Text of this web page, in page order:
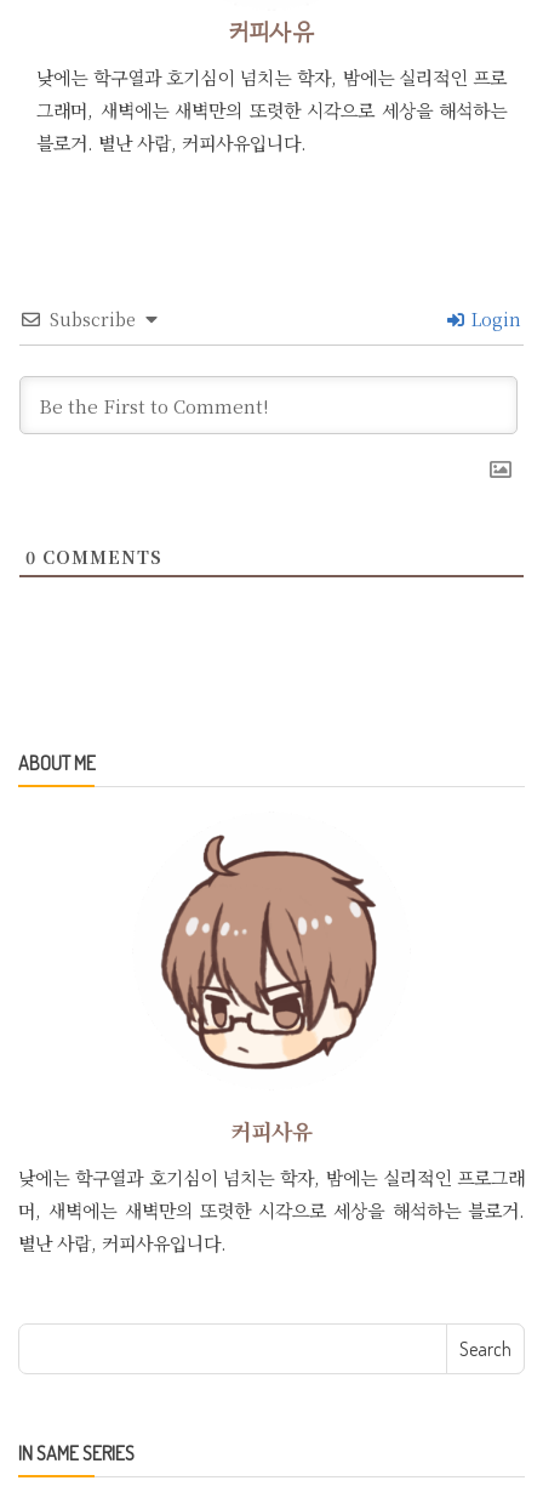
커피사유
낮에는 학구열과 호기심이 넘치는 학자, 밤에는 실리적인 프로
그래머, 새벽에는 새벽만의 또렷한 시각으로 세상을 해석하는
블로거. 별난 사람, 커피사유입니다.
Subscribe Login
0 COMMENTS
ABOUT ME
커피사유
낮에는 학구열과 호기심이 넘치는 학자, 밤에는 실리적인 프로그래
머, 새벽에는 새벽만의 또렷한 시각으로 세상을 해석하는 블로거.
별난 사람, 커피사유입니다.
IN SAME SERIES